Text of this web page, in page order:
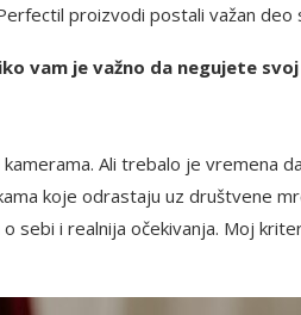
proizvodi postali važan deo
vam je važno da negujete
Ali trebalo je vremena
koje odrastaju uz društvene
sebi i realnija očekivanja. Moj